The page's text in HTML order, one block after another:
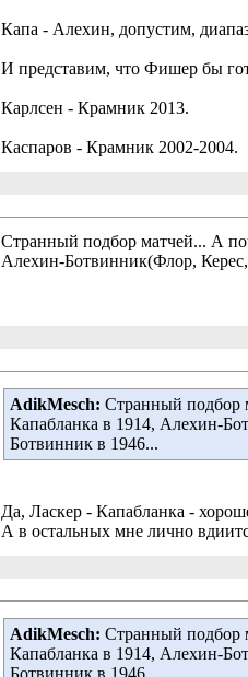
Капа - Алехин, допустим,
И представим, что Фишер бы
Карлсен - Крамник 2013.
Каспаров - Крамник 2002-2004.
Странный подбор матчей... А
Алехин-Ботвинник(Флор,
AdikMesch: Странный подбор
Капабланка в 1914, Алехин-
Ботвинник в 1946...
Да, Ласкер - Капабланка -
А в остальных мне лично
AdikMesch: Странный подбор
Капабланка в 1914, Алехин-
Ботвинник в 1946...